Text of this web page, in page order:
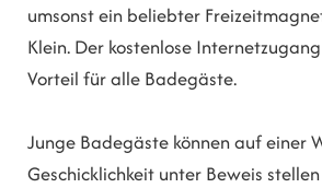
umsonst ein beliebter
Klein. Der kostenlose
Vorteil für alle Badegäste.
Junge Badegäste können auf einer
Geschicklichkeit unter Beweis